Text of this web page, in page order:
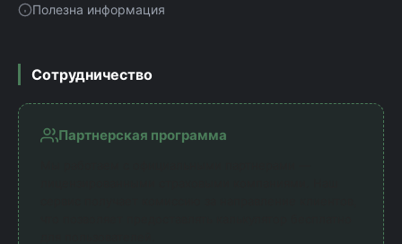
Полезна информация
Сотрудничество
Партнерская программа